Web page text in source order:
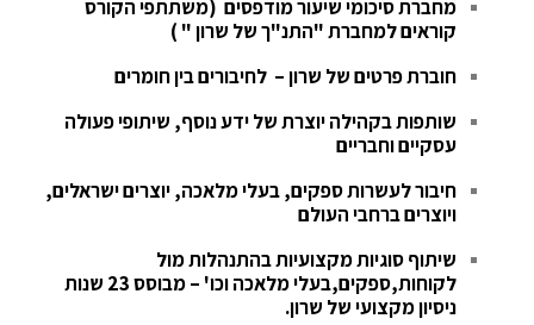
מחברת סיכומי שיעור מודפסים (משתתפי הקורס
קוראים למחברת "התנ"ך של שרון " )
חוברת פרטים של שרון – לחיבורים בין חומרים
שותפות בקהילה יוצרת של ידע נוסף, שיתופי פעולה
עסקיים וחבריים
חיבור לעשרות ספקים, בעלי מלאכה, יוצרים ישראלים,
ויוצרים ברחבי העולם
שיתוף סוגיות מקצועיות בהתנהלות מול
לקוחות,ספקים,בעלי מלאכה וכו' – מבוסס 23 שנות
ניסיון מקצועי של שרון.